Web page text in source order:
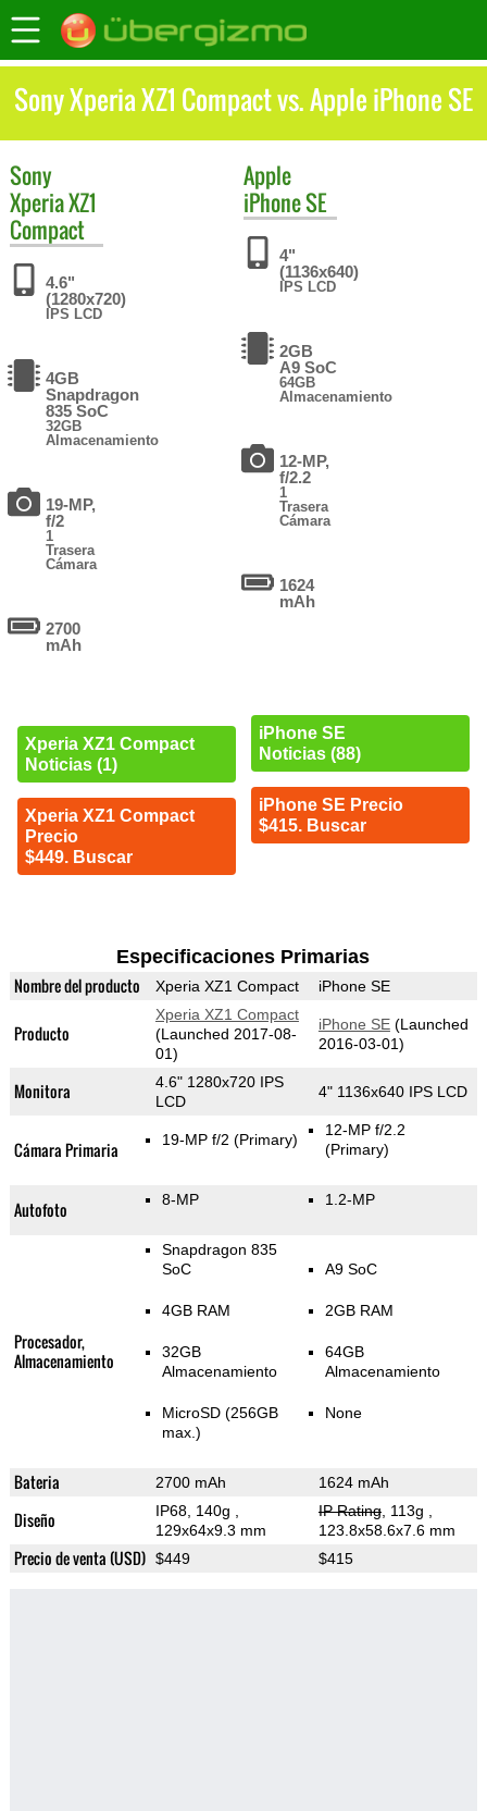
Sony Xperia XZ1 Compact vs. Apple iPhone SE
Sony
Xperia XZ1
Compact
4.6"
(1280x720)
IPS LCD
4GB
Snapdragon
835 SoC
32GB
Almacenamiento
19-MP,
f/2
1
Trasera
Cámara
2700
mAh
Xperia XZ1 Compact
Noticias (1)
Xperia XZ1 Compact
Precio
$449. Buscar
Apple
iPhone SE
4"
(1136x640)
IPS LCD
2GB
A9 SoC
64GB
Almacenamiento
12-MP,
f/2.2
1
Trasera
Cámara
1624
mAh
iPhone SE
Noticias (88)
iPhone SE Precio
$415. Buscar
Especificaciones Primarias
Nombre del producto Xperia XZ1 Compact iPhone SE
Producto
Xperia XZ1 Compact
(Launched 2017-08-
01)
iPhone SE(Launched
2016-03-01)
Monitora
4.6" 1280x720 IPS
LCD
4" 1136x640 IPS LCD
Cámara Primaria 19-MP f/2 (Primary)
12-MP f/2.2
(Primary)
Autofoto 8-MP 1.2-MP
Procesador,
Almacenamiento
Snapdragon 835
SoC
4GB RAM
32GB
Almacenamiento
MicroSD (256GB
max.)
A9 SoC
2GB RAM
64GB
Almacenamiento
None
Bateria 2700 mAh 1624 mAh
Diseño IP68, 140g
129x64x9.3 mm
IP Rating, 113g
123.8x58.6x7.6 mm
Precio de venta (USD) $449 $415